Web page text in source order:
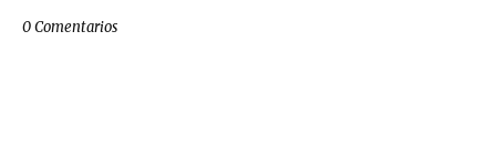
0 Comentarios